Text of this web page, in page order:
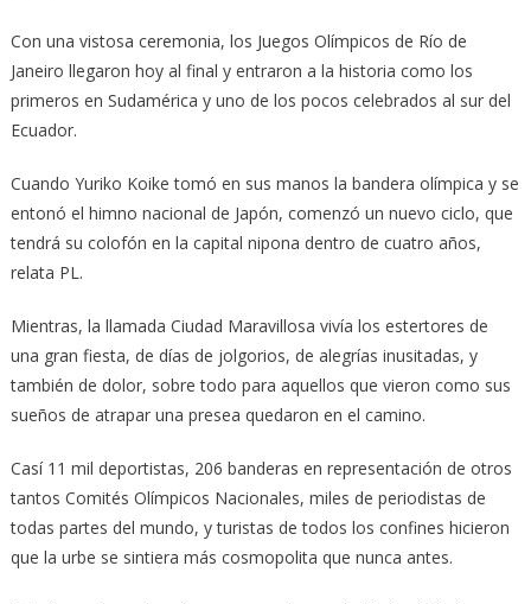
Con una vistosa ceremonia, los Juegos Olímpicos de Río de
Janeiro llegaron hoy al final y entraron a la historia como los
primeros en Sudamérica y uno de los pocos celebrados al sur del
Ecuador.
Cuando Yuriko Koike tomó en sus manos la bandera olímpica y se
entonó el himno nacional de Japón, comenzó un nuevo ciclo, que
tendrá su colofón en la capital nipona dentro de cuatro años,
relata PL.
Mientras, la llamada Ciudad Maravillosa vivía los estertores de
una gran fiesta, de días de jolgorios, de alegrías inusitadas, y
también de dolor, sobre todo para aquellos que vieron como sus
sueños de atrapar una presea quedaron en el camino.
Casí 11 mil deportistas, 206 banderas en representación de otros
tantos Comités Olímpicos Nacionales, miles de periodistas de
todas partes del mundo, y turistas de todos los confines hicieron
que la urbe se sintiera más cosmopolita que nunca antes.